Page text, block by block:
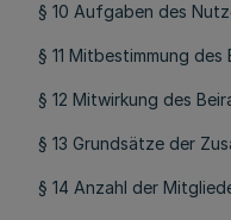
§ 10 Aufgaben des
§ 11 Mitbestimmung des
§ 12 Mitwirkung des
§ 13 Grundsätze der
§ 14 Anzahl der